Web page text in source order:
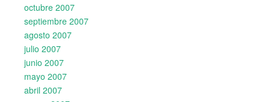
octubre 2007
septiembre 2007
agosto 2007
julio 2007
junio 2007
mayo 2007
abril 2007